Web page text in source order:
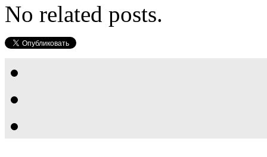
No related posts.